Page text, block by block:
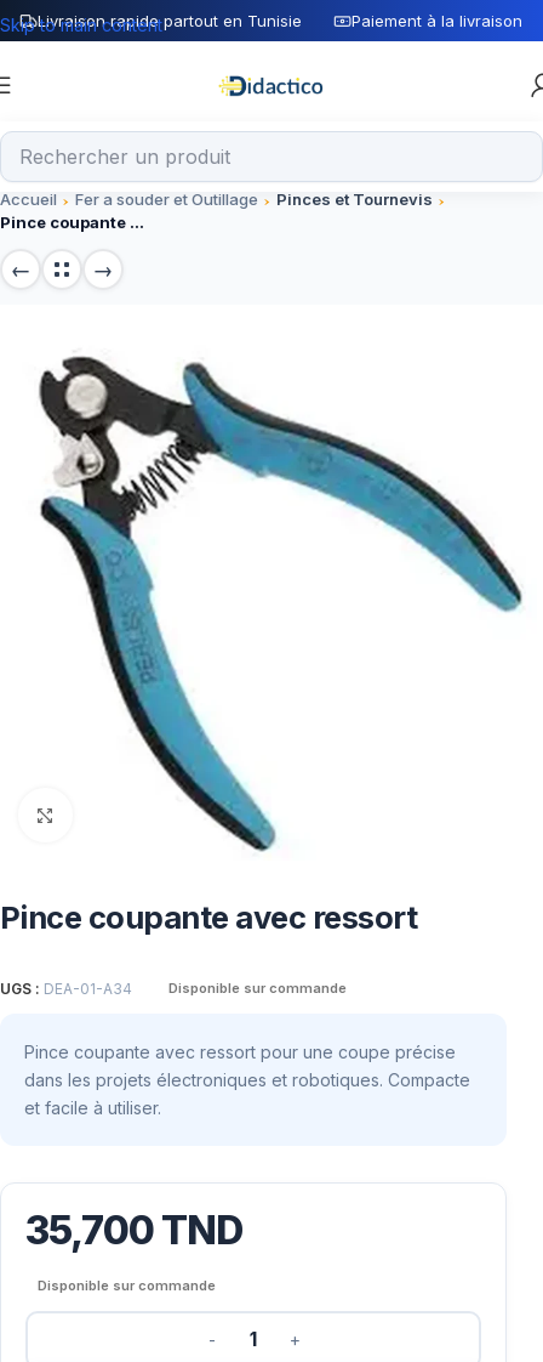
Livraison rapide partout en Tunisie Paiement à la livraison
Skip to main content
Accueil Fer a souder et Outillage
Pinces et Tournevis
Pince coupante avec ressort
Pince coupante avec ressort
UGS : DEA-01-A34 Disponible sur commande
Pince coupante avec ressort pour une coupe précise
dans les projets électroniques et robotiques. Compacte
et facile à utiliser.
35,700TND
Disponible sur commande